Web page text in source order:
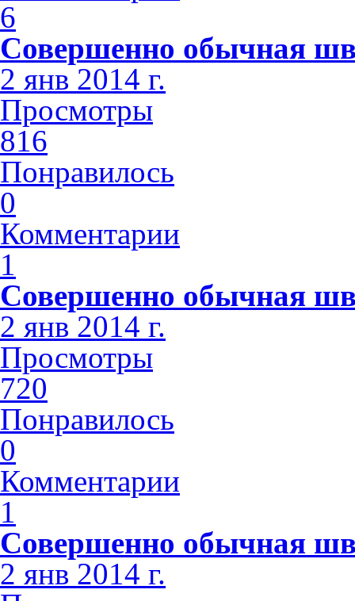
6
Совершенно обычная
2 янв 2014 г.
Просмотры
816
Понравилось
0
Комментарии
1
Совершенно обычная
2 янв 2014 г.
Просмотры
720
Понравилось
0
Комментарии
1
Совершенно обычная
2 янв 2014 г.